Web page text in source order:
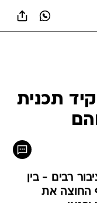
תכנית
רבים - בין
החוצה את